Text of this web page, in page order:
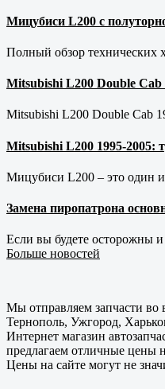
Мицубиси L200 с
Полный обзор технических
Mitsubishi L200 Double
Mitsubishi L200 Double Cab
Mitsubishi L200 1995-2005:
Мицубиси L200 – это один
Замена пиропатрона
Если вы будете осторожны
Больше новостей
Мы отправляем запчасти
Тернополь, Ужгород,
Интернет магазин
предлагаем отличные цены
Цены на сайте могут не